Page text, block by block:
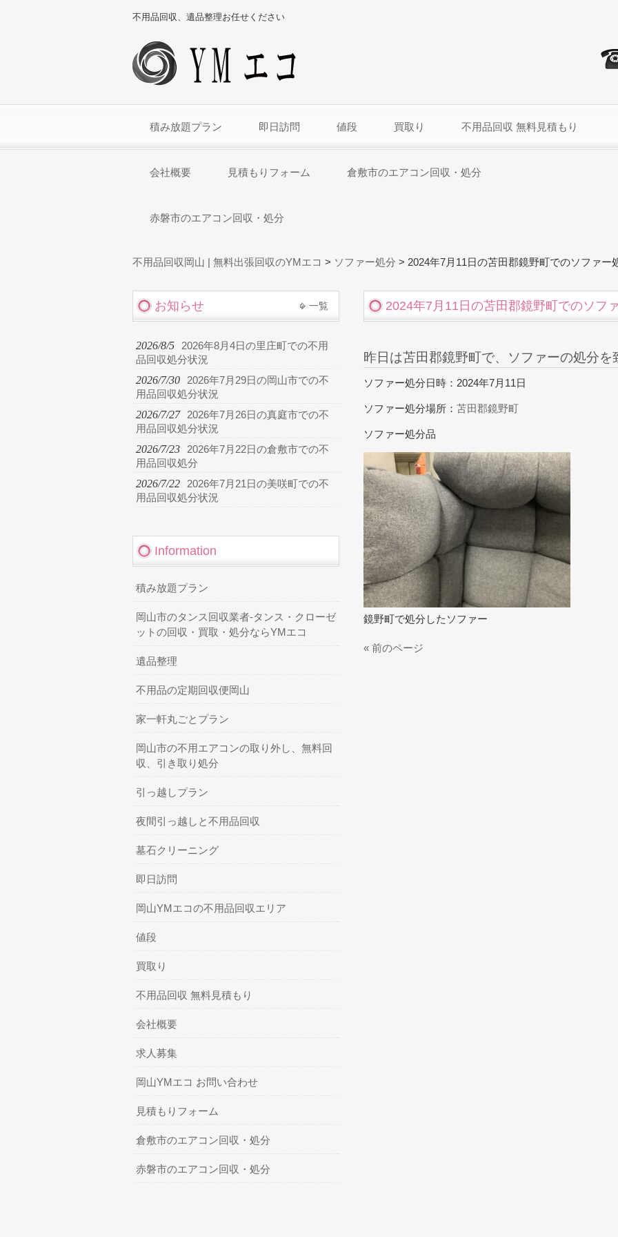
不用品回収、遺品整理お任せください
積み放題プラン 即日訪問 値段 買取り 不用品回収 無料見積もり
会社概要 見積もりフォーム 倉敷市のエアコン回収・処分
赤磐市のエアコン回収・処分
不用品回収岡山 | 無料出張回収のYMエコ > ソファー処分 > 2024年7月11日の苫田郡鏡野町でのソファー
2024年7月11日の苫田郡鏡野町でのソフ
昨日は苫田郡鏡野町で、ソファーの処分を
ソファー処分日時：2024年7月11日
ソファー処分場所： 苫田郡鏡野町
ソファー処分品
鏡野町で処分したソファー
« 前のページ
お知らせ 一覧
2026/8/5
2026年8月4日の里庄町での不用
品回収処分状況
2026/7/30
2026年7月29日の岡山市での不
用品回収処分状況
2026/7/27
2026年7月26日の真庭市での不
用品回収処分状況
2026/7/23
2026年7月22日の倉敷市での不
用品回収処分
2026/7/22
2026年7月21日の美咲町での不
用品回収処分状況
Information
積み放題プラン
岡山市のタンス回収業者-タンス・クローゼ
ットの回収・買取・処分ならYMエコ
遺品整理
不用品の定期回収便岡山
家一軒丸ごとプラン
岡山市の不用エアコンの取り外し、無料回
収、引き取り処分
引っ越しプラン
夜間引っ越しと不用品回収
墓石クリーニング
即日訪問
岡山YMエコの不用品回収エリア
値段
買取り
不用品回収 無料見積もり
会社概要
求人募集
岡山YMエコ お問い合わせ
見積もりフォーム
倉敷市のエアコン回収・処分
赤磐市のエアコン回収・処分